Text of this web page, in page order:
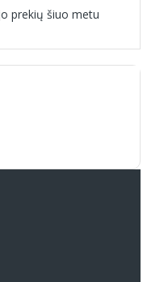
prekių šiuo metu